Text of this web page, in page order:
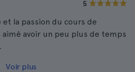
5
la passion du cours de
avoir un peu plus de temps
Voir plus